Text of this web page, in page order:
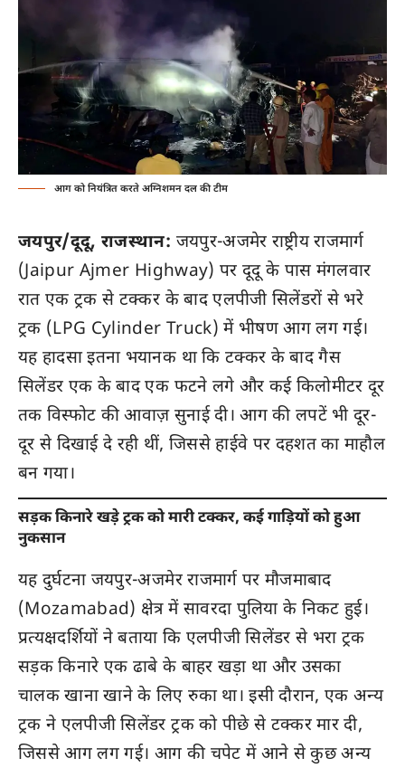
आग को नियंत्रित करते अग्निशमन दल की टीम
जयपुर/दूदू, राजस्थान: जयपुर-अजमेर राष्ट्रीय राजमार्ग
(Jaipur Ajmer Highway) पर दूदू के पास मंगलवार
रात एक ट्रक से टक्कर के बाद एलपीजी सिलेंडरों से भरे
ट्रक (LPG Cylinder Truck) में भीषण आग लग गई।
यह हादसा इतना भयानक था कि टक्कर के बाद गैस
सिलेंडर एक के बाद एक फटने लगे और कई किलोमीटर दूर
तक विस्फोट की आवाज़ सुनाई दी। आग की लपटें भी दूर-
दूर से दिखाई दे रही थीं, जिससे हाईवे पर दहशत का माहौल
बन गया।
सड़क किनारे खड़े ट्रक को मारी टक्कर, कई गाड़ियों को हुआ
नुकसान
यह दुर्घटना जयपुर-अजमेर राजमार्ग पर मौजमाबाद
(Mozamabad) क्षेत्र में सावरदा पुलिया के निकट हुई।
प्रत्यक्षदर्शियों ने बताया कि एलपीजी सिलेंडर से भरा ट्रक
सड़क किनारे एक ढाबे के बाहर खड़ा था और उसका
चालक खाना खाने के लिए रुका था। इसी दौरान, एक अन्य
ट्रक ने एलपीजी सिलेंडर ट्रक को पीछे से टक्कर मार दी,
जिससे आग लग गई। आग की चपेट में आने से कुछ अन्य